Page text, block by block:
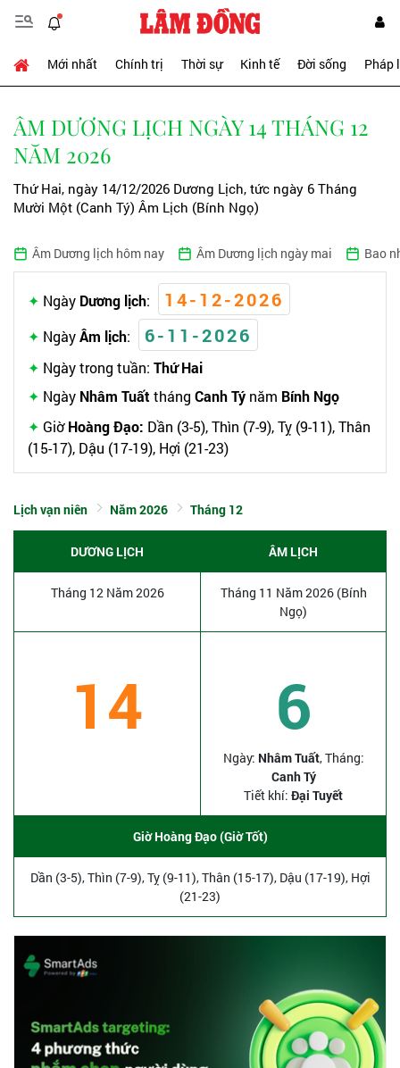
Mới nhất Chính trị Thời sự Kinh tế Đời sống Pháp
ÂM DƯƠNG LỊCH NGÀY 14 THÁNG 12
NĂM 2026
Thứ Hai, ngày 14/12/2026 Dương Lịch, tức ngày 6 Tháng
Mười Một (Canh Tý) Âm Lịch (Bính Ngọ)
Âm Dương lịch hôm nay Âm Dương lịch ngày mai Bao
Ngày Dương lịch: 14-12-2026
NgàyÂm lịch: 6-11-2026
Ngày trong tuần: Thứ Hai
Ngày Nhâm Tuất tháng Canh Tý năm Bính Ngọ
GiờHoàng Đạo: Dần (3-5), Thìn (7-9), Tỵ (9-11), Thân
(15-17), Dậu (17-19), Hợi (21-23)
Lịch vạn niên Năm 2026 Tháng 12
DƯƠNG LỊCH ÂM LỊCH
Tháng 12 Năm 2026
Tháng 11 Năm 2026 (Bính
Ngọ)
14 6
Ngày: Nhâm Tuất, Tháng:
Canh Tý
Tiết khí: Đại Tuyết
Giờ Hoàng Đạo (Giờ Tốt)
Dần (3-5), Thìn (7-9), Tỵ (9-11), Thân (15-17), Dậu (17-19), Hợi
(21-23)